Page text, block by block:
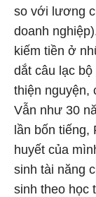
so với lương
doanh
kiếm tiền ở
dắt câu lạc
thiện nguyện,
Vẫn như 30
lần bốn
huyết của
sinh tài năng
sinh theo học